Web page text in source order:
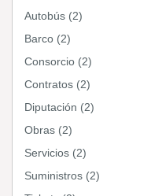
Autobús (2)
Barco (2)
Consorcio (2)
Contratos (2)
Diputación (2)
Obras (2)
Servicios (2)
Suministros (2)